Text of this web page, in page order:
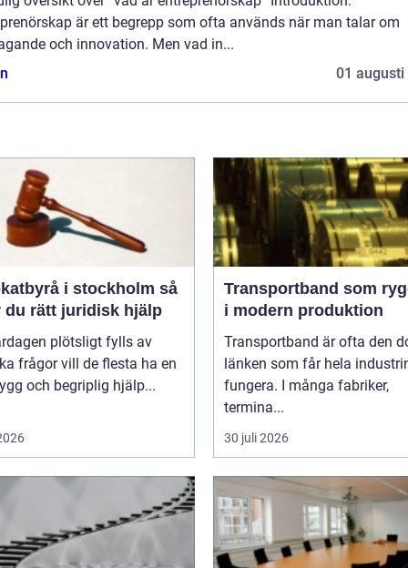
är ett begrepp som ofta används när man talar om
och innovation. Men vad in...
01 augusti
i stockholm så
du rätt juridisk hjälp
plötsligt fylls av
frågor vill de flesta ha en
och begriplig hjälp...
Transportband som
i modern produktion
Transportband är ofta den
länken som får hela
fungera. I många fabriker,
termina...
30 juli 2026